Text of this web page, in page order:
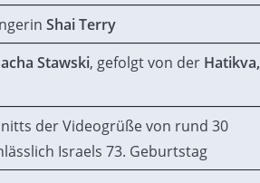
Shai Terry
Stawski, gefolgt von der Hatikva,
der Videogrüße von rund 30
Israels 73. Geburtstag